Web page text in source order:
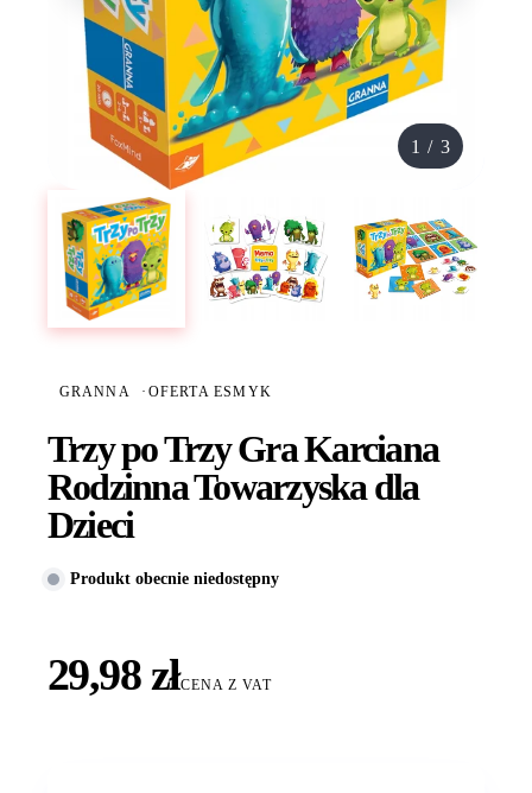
1 / 3
GRANNA · OFERTA ESMYK
Trzy po Trzy Gra Karciana
Rodzinna Towarzyska dla
Dzieci
Produkt obecnie niedostępny
29,98 złCENA Z VAT